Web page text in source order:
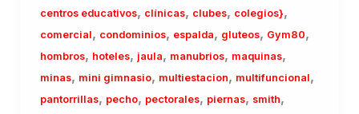
centros educativos, clínicas, clubes, colegios},
comercial, condominios, espalda, gluteos, Gym80,
hombros, hoteles, jaula, manubrios, maquinas,
minas, mini gimnasio, multiestacion, multifuncional,
pantorrillas, pecho, pectorales, piernas, smith,